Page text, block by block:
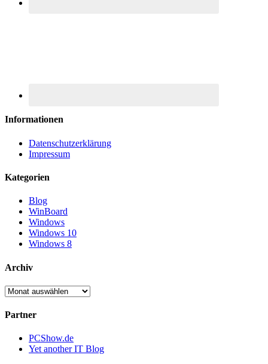
Informationen
Datenschutzerklärung
Impressum
Kategorien
Blog
WinBoard
Windows
Windows 10
Windows 8
Archiv
Archiv
Partner
PCShow.de
Yet another IT Blog